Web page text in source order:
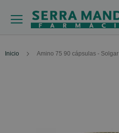
Inicio Amino 75 90 cápsulas - Solgar